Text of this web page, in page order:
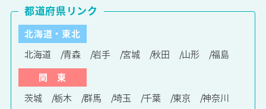
北海道・東北
北海道
青森 岩手 宮城 秋田 山形
福島
関 東
茨城
栃木 群馬 埼玉 千葉 東京
神奈川
都道府県リンク